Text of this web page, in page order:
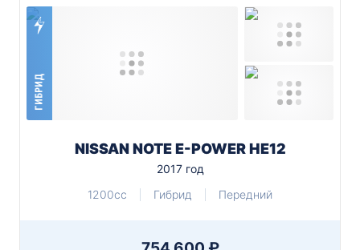
ГИБРИД
NISSAN NOTE E-POWER HE12
2017 год
1200cc
Гибрид Передний